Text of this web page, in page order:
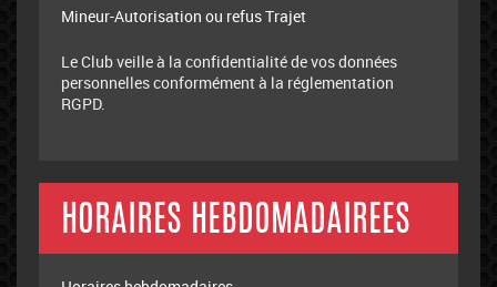
Mineur-Autorisation ou refus Trajet
Le Club veille à la confidentialité de vos données
personnelles conformément à la réglementation
RGPD.
HORAIRES HEBDOMADAIREES